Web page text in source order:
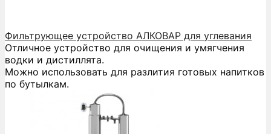
Фильтрующее устройство АЛКОВАР для углевания
Отличное устройство для очищения и умягчения
водки и дистиллята.
Можно использовать для разлития готовых напитков
по бутылкам.